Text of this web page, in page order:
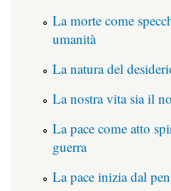
La morte come
umanità
La natura del
La nostra vita sia il
La pace come atto
guerra
La pace inizia dal